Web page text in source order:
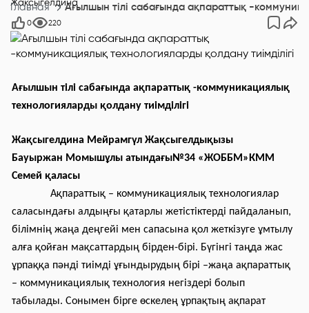
Главная Ағылшын тілі сабағында ақпараттық -
0 220
Ағылшын тілі сабағында ақпараттық -коммуникациялық
технологияларды қолдану тиімділігі
Жақсыгелдина Мейрамгүл Жақсыгелдықызы
Бауыржан Момышұлы атындағы№34 «ЖОББМ»КММ
Семей қаласы
Ақпараттық – коммуникациялық технологиялар
саласындағы алдыңғы қатарлы жетістіктерді пайдаланып,
білімнің жаңа деңгейі мен сапасына қол жеткізуге ұмтылу
алға қойған мақсаттардың бірден-бірі. Бүгінгі таңда жас
ұрпаққа пәнді тиімді ұғындырудың бірі –жаңа ақпараттық
– коммуникациялық технология негіздері болып
табылады. Сонымен бірге өскелең ұрпақтың ақпарат